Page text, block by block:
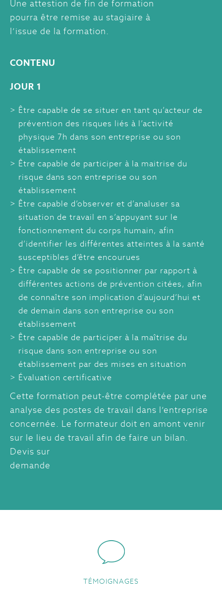
TÉMOIGNAGES
Une attestion de fin de formation
pourra être remise au stagiaire à
l’issue de la formation.
CONTENU
JOUR 1
Être capable de se situer en tant qu’acteur de
prévention des risques liés à l’activité
physique 7h dans son entreprise ou son
établissement
Être capable de participer à la maitrise du
risque dans son entreprise ou son
établissement
Être capable d’observer et d’analuser sa
situation de travail en s’appuyant sur le
fonctionnement du corps humain, afin
d’identifier les différentes atteintes à la santé
susceptibles d’être encourues
Être capable de se positionner par rapport à
différentes actions de prévention citées, afin
de connaître son implication d’aujourd’hui et
de demain dans son entreprise ou son
établissement
Être capable de participer à la maîtrise du
risque dans son entreprise ou son
établissement par des mises en situation
Évaluation certificative
Cette formation peut-être complétée par une
analyse des postes de travail dans l’entreprise
concernée. Le formateur doit en amont venir
sur le lieu de travail afin de faire un bilan.
Devis sur
demande